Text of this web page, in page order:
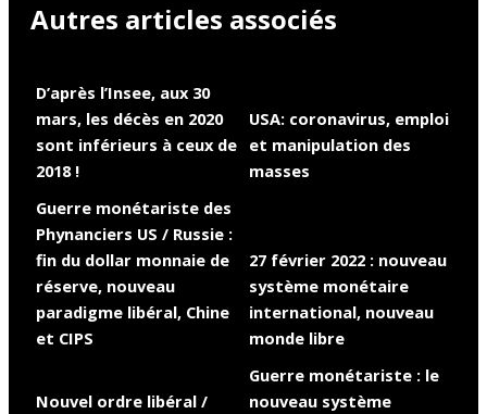
Autres articles associés
D’après l’Insee, aux 30
mars, les décès en 2020
sont inférieurs à ceux de
2018 !
USA: coronavirus, emploi
et manipulation des
masses
Guerre monétariste des
Phynanciers US / Russie :
fin du dollar monnaie de
réserve, nouveau
paradigme libéral, Chine
et CIPS
27 février 2022 : nouveau
système monétaire
international, nouveau
monde libre
Nouvel ordre libéral /
Guerre monétariste : le
nouveau système